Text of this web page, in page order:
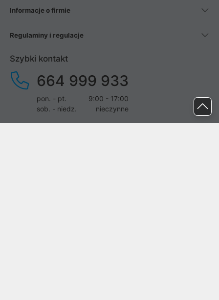
Informacje o firmie
Regulaminy i regulacje
Szybki kontakt
664 999 933
pon. - pt.
9:00 - 17:00
sob. - niedz.
nieczynne